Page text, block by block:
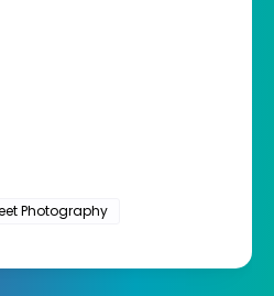
Photography